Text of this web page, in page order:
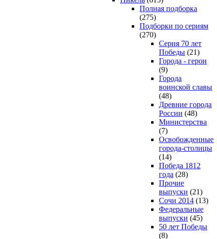
Полная подборка
(275)
Подборки по сериям
(270)
Серия 70 лет
Победы (21)
Города - герои
(9)
Города
воинской славы
(48)
Древние города
России (48)
Министерства
(7)
Освобожденные
города-столицы
(14)
Победа 1812
года (28)
Прочие
выпуски (21)
Сочи 2014 (13)
Федеральные
выпуски (45)
50 лет Победы
(8)